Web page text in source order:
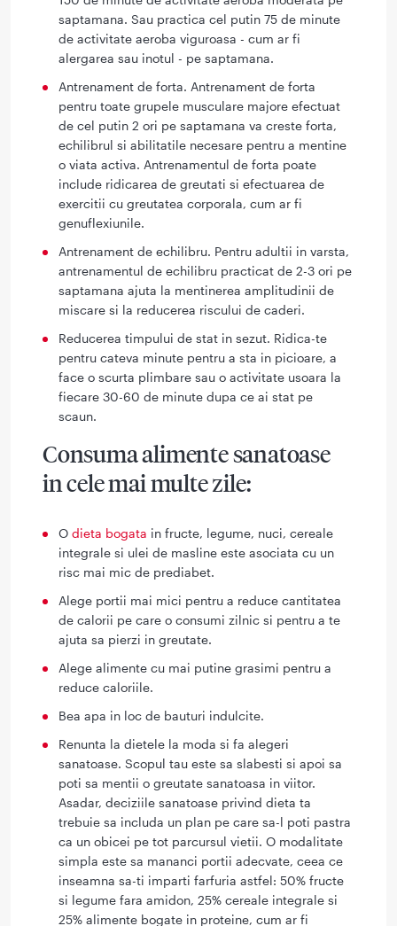
saptamana. Sau practica cel putin 75 de minute
de activitate aeroba viguroasa - cum ar fi
alergarea sau inotul - pe saptamana.
Antrenament de forta. Antrenament de forta
pentru toate grupele musculare majore efectuat
de cel putin 2 ori pe saptamana va creste forta,
echilibrul si abilitatile necesare pentru a mentine
o viata activa. Antrenamentul de forta poate
include ridicarea de greutati si efectuarea de
exercitii cu greutatea corporala, cum ar fi
genuflexiunile.
Antrenament de echilibru. Pentru adultii in varsta,
antrenamentul de echilibru practicat de 2-3 ori pe
saptamana ajuta la mentinerea amplitudinii de
miscare si la reducerea riscului de caderi.
Reducerea timpului de stat in sezut. Ridica-te
pentru cateva minute pentru a sta in picioare, a
face o scurta plimbare sau o activitate usoara la
fiecare 30-60 de minute dupa ce ai stat pe
scaun.
Consuma alimente sanatoase
in cele mai multe zile:
Odieta bogata in fructe, legume, nuci, cereale
integrale si ulei de masline este asociata cu un
risc mai mic de prediabet.
Alege portii mai mici pentru a reduce cantitatea
de calorii pe care o consumi zilnic si pentru a te
ajuta sa pierzi in greutate.
Alege alimente cu mai putine grasimi pentru a
reduce caloriile.
Bea apa in loc de bauturi indulcite.
Renunta la dietele la moda si fa alegeri
sanatoase. Scopul tau este sa slabesti si apoi sa
poti sa mentii o greutate sanatoasa in viitor.
Asadar, deciziile sanatoase privind dieta ta
trebuie sa includa un plan pe care sa-l poti pastra
ca un obicei pe tot parcursul vietii. O modalitate
simpla este sa mananci portii adecvate, ceea ce
inseamna sa-ti imparti farfuria astfel: 50% fructe
si legume fara amidon, 25% cereale integrale si
25% alimente bogate in proteine, cum ar fi